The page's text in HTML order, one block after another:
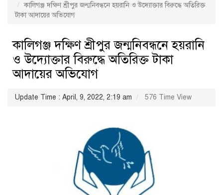
কালিগঞ্জ দক্ষিণ শ্রীপুর জন্মনিবন্ধনে হয়রানি ও উদ্যোক্তার বিরুদ্ধে অতিরিক্ত
টাকা আদায়ের অভিযোগ
কালিগঞ্জ দক্ষিণ শ্রীপুর জন্মনিবন্ধনে হয়রানি
ও উদ্যোক্তার বিরুদ্ধে অতিরিক্ত টাকা
আদায়ের অভিযোগ
Update Time : April, 9, 2022, 2:19 am 576 Time View